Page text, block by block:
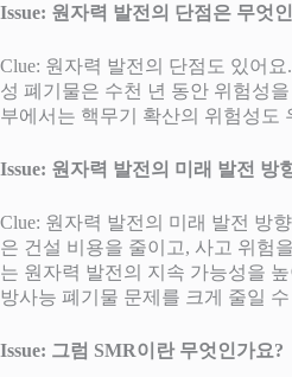
Issue: 원자력 발전의 단점은 무엇
Clue: 원자력 발전의 단점도 있어
성 폐기물은 수천 년 동안 위험성
부에서는 핵무기 확산의 위험성도
Issue: 원자력 발전의 미래 발전 방
Clue: 원자력 발전의 미래 발전 방
은 건설 비용을 줄이고, 사고 위험
는 원자력 발전의 지속 가능성을
방사능 폐기물 문제를 크게 줄일
Issue: 그럼 SMR이란 무엇인가요?